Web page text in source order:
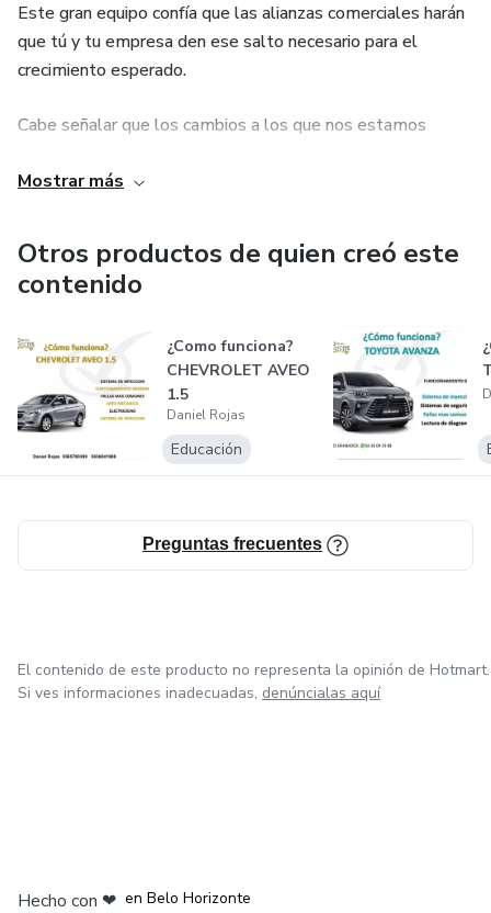
Este gran equipo confía que las alianzas comerciales harán
que tú y tu empresa den ese salto necesario para el
crecimiento esperado.
Cabe señalar que los cambios a los que nos estamos
oportunidad para tu evolución; es decir, es el reto que
confort y ahora ; tomar acción en todas las actividades
necesarias para cumplir tus objetivos.
conjunto con un gran equipo de profesionales; haremos que
tus sueños se vuelvan realidad y puedas vivirlos en poco
tiempo.
Es importante recordar que tomar acción depende de ti
BIENVENID@ AL GRAN RETO.
Mostrar más
Otros productos de quien creó este
contenido
¿Como funciona?
CHEVROLET AVEO
1.5
Daniel Rojas
Educación
Preguntas frecuentes
El contenido de este producto no representa la opinión de Hotmart.
Si ves informaciones inadecuadas, denúncialas aquí
Hecho con ❤ en Belo Horizonte